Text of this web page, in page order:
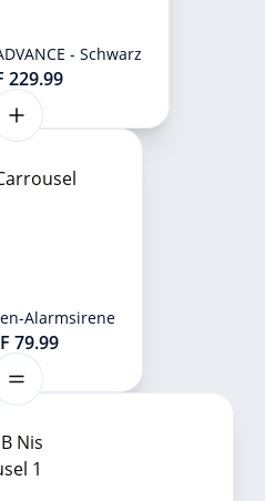
- Schwarz
229.99
Alarmsirene
79.99